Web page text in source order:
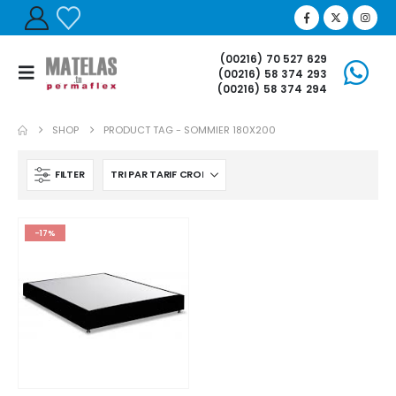
(00216) 70 527 629
(00216) 58 374 293
(00216) 58 374 294
SHOP PRODUCT TAG - SOMMIER 180X200
FILTER
-17%